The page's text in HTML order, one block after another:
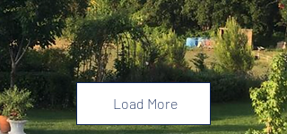
enjoy the seaside 🙌 #summerhols
#southoffrance
Load More